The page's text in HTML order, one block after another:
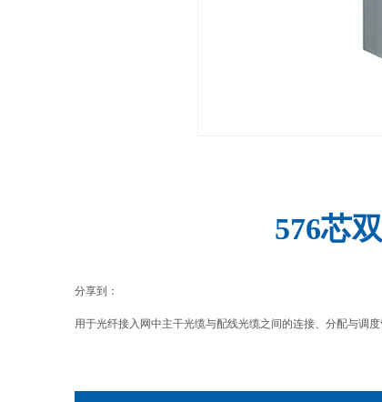
576芯
分享到：
用于光纤接入网中主干光缆与配线光缆之间的连接、分配与调度